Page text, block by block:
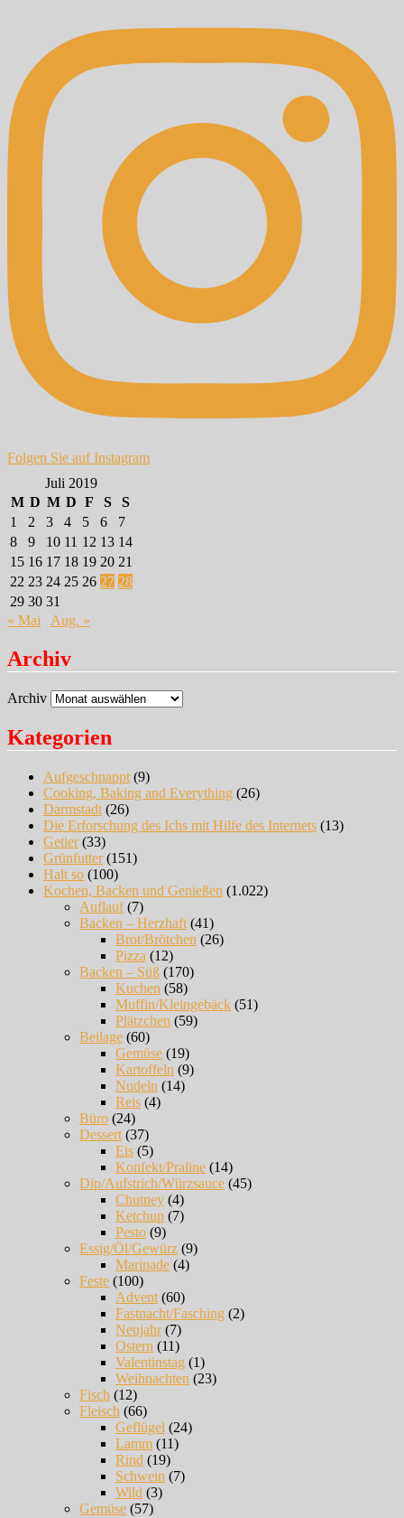
Folgen Sie auf Instagram
Juli 2019
M D M D F S
S
1
2 3 4 5 6
7
8
9 10 11 12 13 14
15 16 17 18 19 20 21
22 23 24 25 26 27 28
29 30 31
« Mai
Aug. »
Archiv
Archiv
Kategorien
Aufgeschnappt (9)
Cooking, Baking and Everything (26)
Darmstadt (26)
Die Erforschung des Ichs mit Hilfe des Internets (13)
Getier(33)
Grünfutter(151)
Halt so (100)
Kochen, Backen und Genießen (1.022)
Auflauf(7)
Backen – Herzhaft (41)
Brot/Brötchen (26)
Pizza (12)
Backen – Süß (170)
Kuchen (58)
Muffin/Kleingebäck (51)
Plätzchen (59)
Beilage (60)
Gemüse (19)
Kartoffeln (9)
Nudeln (14)
Reis (4)
Büro (24)
Dessert (37)
Eis (5)
Konfekt/Praline (14)
Dip/Aufstrich/Würzsauce (45)
Chutney (4)
Ketchup (7)
Pesto (9)
Essig/Öl/Gewürz (9)
Marinade (4)
Feste (100)
Advent (60)
Fastnacht/Fasching (2)
Neujahr(7)
Ostern (11)
Valentinstag (1)
Weihnachten (23)
Fisch (12)
Fleisch (66)
Geflügel (24)
Lamm (11)
Rind (19)
Schwein (7)
Wild (3)
Gemüse (57)